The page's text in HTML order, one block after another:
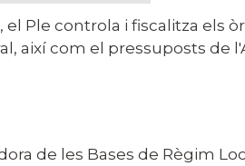
Ple controla i fiscalitza els
així com el pressuposts
de les Bases de Règim